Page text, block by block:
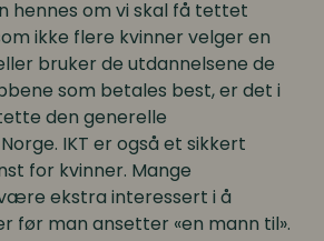
hennes om vi skal få tettet
ikke flere kvinner velger en
bruker de utdannelsene de
som betales best, er det i
den generelle
IKT er også et sikkert
for kvinner. Mange
ekstra interessert i å
før man ansetter «en mann til».